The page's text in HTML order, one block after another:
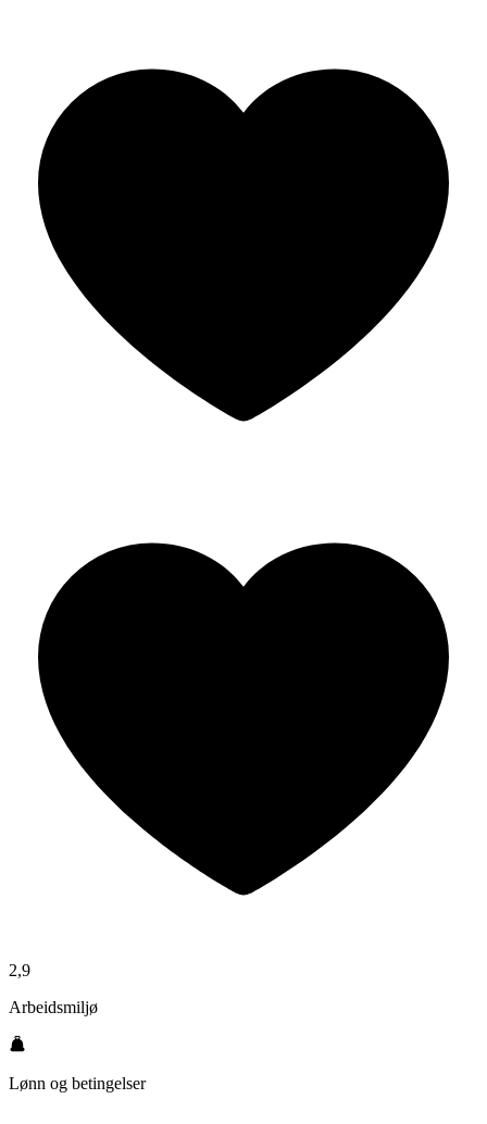
2,9
Arbeidsmiljø
Lønn og betingelser